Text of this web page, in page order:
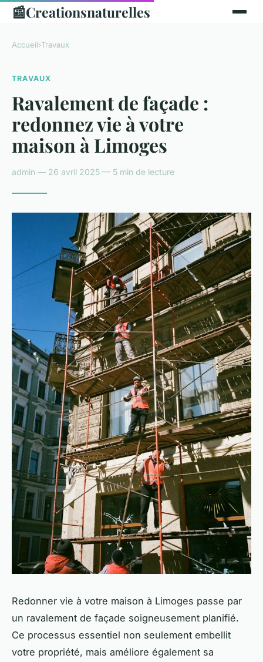
📰Creationsnaturelles
Accueil›Travaux
TRAVAUX
Ravalement de façade :
redonnez vie à votre
maison à Limoges
admin — 26 avril 2025 — 5 min de lecture
Redonner vie à votre maison à Limoges passe par
un ravalement de façade soigneusement planifié.
Ce processus essentiel non seulement embellit
votre propriété, mais améliore également sa